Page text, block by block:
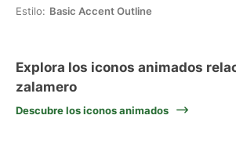
Estilo: Basic Accent Outline
Explora los iconos animados
zalamero
Descubre los iconos animados